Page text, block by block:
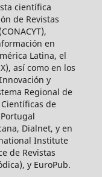
científica
de Revistas
en
Latina, el
así como en los
y
Regional de
de
Dialnet, y en
Institute
de Revistas
y EuroPub.